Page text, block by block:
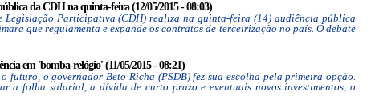
da CDH na quinta-feira (12/05/2015 - 08:03)
Legislação Participativa (CDH) realiza na quinta-feira (14) audiência pública
que regulamenta e expande os contratos de terceirização no país. O debate
em 'bomba-relógio' (11/05/2015 - 08:21)
futuro, o governador Beto Richa (PSDB) fez sua escolha pela primeira opção.
a folha salarial, a dívida de curto prazo e eventuais novos investimentos, o